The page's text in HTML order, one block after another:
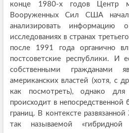
конце 1980-х годов Центр
Вооруженных Сил США
анализировать информацию
исследованиях в странах
после 1991 года органично
постсоветские республики. И
собственными гражданами
американских властей (хотя, с
как посмотреть), однако
происходит в непосредственной
границ. В контексте
так называемой